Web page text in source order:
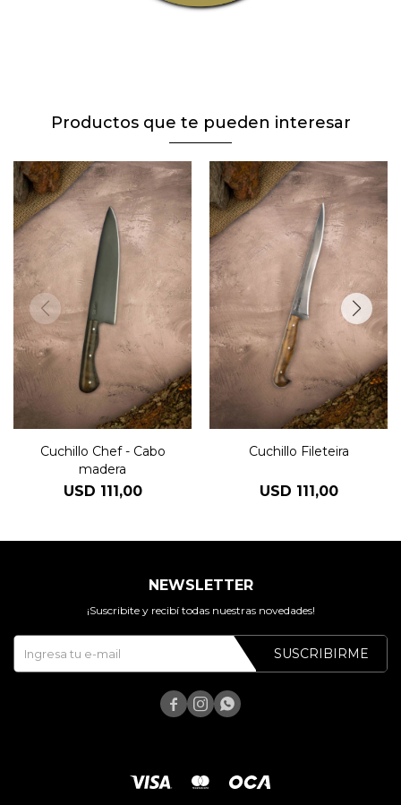
Productos que te pueden interesar
Cuchillo Chef - Cabo
madera
USD 111,00
Cuchillo Fileteira
USD 111,00
NEWSLETTER
¡Suscribite y recibí todas nuestras novedades!
SUSCRIBIRME
  